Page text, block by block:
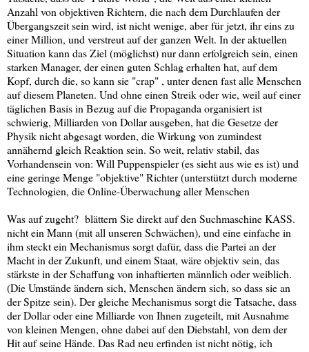
Anzahl von objektiven Richtern, die nach dem Durchlaufen der
Übergangszeit sein wird, ist nicht wenige, aber für jetzt, ihr eins zu
einer Million, und verstreut auf der ganzen Welt. In der aktuellen
Situation kann das Ziel (möglichst) nur dann erfolgreich sein, einen
starken Manager, der einen guten Schlag erhalten hat, auf dem
Kopf, durch die, so kann sie "crap" , unter denen fast alle Menschen
auf diesem Planeten. Und ohne einen Streik oder wie, weil auf einer
täglichen Basis in Bezug auf die Propaganda organisiert ist
schwierig, Milliarden von Dollar ausgeben, hat die Gesetze der
Physik nicht abgesagt worden, die Wirkung von zumindest
annähernd gleich Reaktion sein. So weit, relativ stabil, das
Vorhandensein von: Will Puppenspieler (es sieht aus wie es ist) und
eine geringe Menge "objektive" Richter (unterstützt durch moderne
Technologien, die Online-Überwachung aller Menschen
Was auf zugeht? blättern Sie direkt auf den Suchmaschine KASS.
nicht ein Mann (mit all unseren Schwächen), und eine einfache in
ihm steckt ein Mechanismus sorgt dafür, dass die Partei an der
Macht in der Zukunft, und einem Staat, wäre objektiv sein, das
stärkste in der Schaffung von inhaftierten männlich oder weiblich.
(Die Umstände ändern sich, Menschen ändern sich, so dass sie an
der Spitze sein). Der gleiche Mechanismus sorgt die Tatsache, dass
der Dollar oder eine Milliarde von Ihnen zugeteilt, mit Ausnahme
von kleinen Mengen, ohne dabei auf den Diebstahl, von dem der
Hit auf seine Hände. Das Rad neu erfinden ist nicht nötig, ich